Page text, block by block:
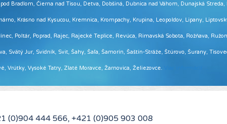
Bradlom, Čierna nad Tisou, Detva, Dobšiná, Dubnica nad Váhom, Dunajská
Krásno nad Kysucou, Kremnica, Krompachy, Krupina, Leopoldov, Lipany,
Poltár, Poprad, Rajec, Rajecké Teplice, Revúca, Rimavská Sobota, Rožňava,
Svätý Jur, Svidník, Svit, Šahy, Šaľa, Šamorín, Šaštín-Stráže, Štúrovo, Šurany,
Vrútky, Vysoké Tatry, Zlaté Moravce, Žarnovica, Želiezovce.
(0)904 444 566, +421 (0)905 903 008